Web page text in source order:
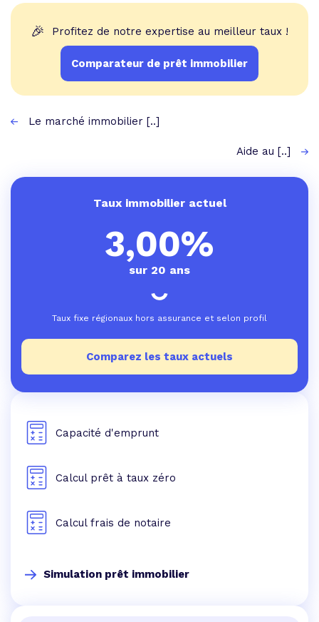
🎉 Profitez de notre expertise au meilleur taux !
Comparateur de prêt immobilier
Le marché immobilier [..]
Aide au [..]
Taux immobilier actuel
3,00%
sur 20 ans
Taux fixe régionaux hors assurance et selon profil
Comparez les taux actuels
Capacité d'emprunt
Calcul prêt à taux zéro
Calcul frais de notaire
Simulation prêt immobilier